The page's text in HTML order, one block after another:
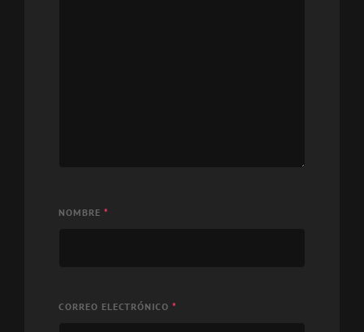
NOMBRE *
CORREO ELECTRÓNICO *